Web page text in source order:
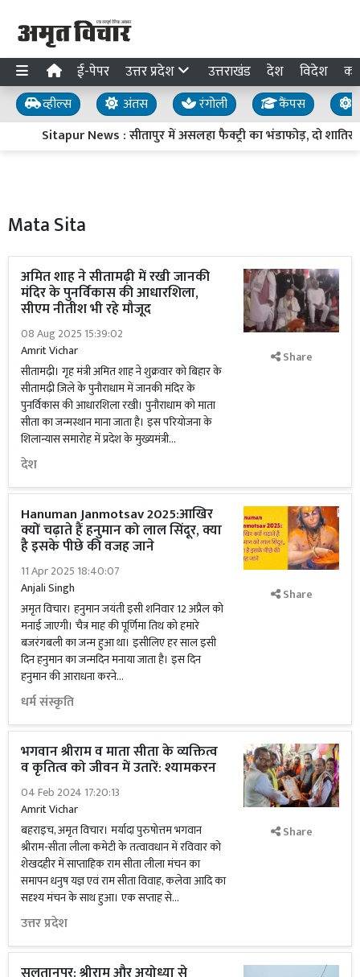
ई-पेपर उत्तर प्रदेश उत्तराखंड देश विदेश
व्हील्स अंतस रंगोली कैंपस
Sitapur News : सीतापुर में असलहा फैक्ट्री का भंडाफोड़, दो शातिर
Mata Sita
अमित शाह ने सीतामढ़ी में रखी जानकी
मंदिर के पुनर्विकास की आधारशिला,
सीएम नीतीश भी रहे मौजूद
08 Aug 2025 15:39:02
Amrit Vichar
सीतामढ़ी। गृह मंत्री अमित शाह ने शुक्रवार को बिहार के
सीतामढ़ी ज़िले के पुनौराधाम में जानकी मंदिर के
पुनर्विकास की आधारशिला रखी। पुनौराधाम को माता
सीता का जन्मस्थान माना जाता है। इस परियोजना के
शिलान्यास समारोह में प्रदेश के मुख्यमंत्री...
देश
Share
Hanuman Janmotsav 2025:आखिर
क्यों चढ़ाते हैं हनुमान को लाल सिंदूर, क्या
है इसके पीछे की वजह जाने
11 Apr 2025 18:40:07
Anjali Singh
अमृत विचार। हनुमान जयंती इसी शनिवार 12 अप्रैल को
मनाई जाएगी। चैत्र माह की पूर्णिमा तिथ को हमारे
बजरंगबली का जन्म हुआ था। इसीलिए हर साल इसी
दिन हनुमान का जन्मदिन मनाया जाता है। इस दिन
हनुमान की आराधना करने...
धर्म संस्कृति
Share
भगवान श्रीराम व माता सीता के व्यक्तित्व
व कृतित्व को जीवन में उतारें: श्यामकरन
04 Feb 2024 17:20:13
Amrit Vichar
बहराइच, अमृत विचार। मर्यादा पुरुषोत्तम भगवान
श्रीराम-सीता लीला कमेटी के तत्वावधान में रविवार को
शेखदहीर में साप्ताहिक राम सीता लीला मंचन का
समापन धनुष यज्ञ एवं राम सीता विवाह, कलेवा आदि का
सदृश्य मंचन के साथ हुआ। एक सप्ताह से...
उत्तर प्रदेश
Share